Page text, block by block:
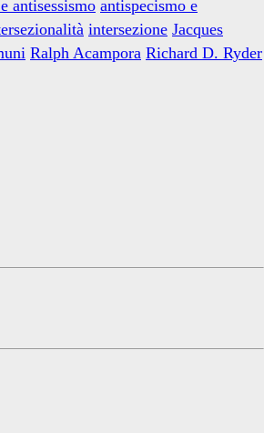
antisessismo antispecismo e
intersezione Jacques
Ralph Acampora Richard D. Ryder